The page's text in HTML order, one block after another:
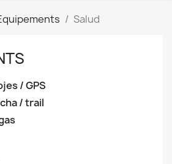
Salud
/ GPS
/ trail